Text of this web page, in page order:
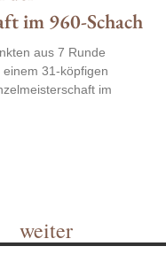
im 960-Schach
aus 7 Runde
31-köpfigen
im
weiter